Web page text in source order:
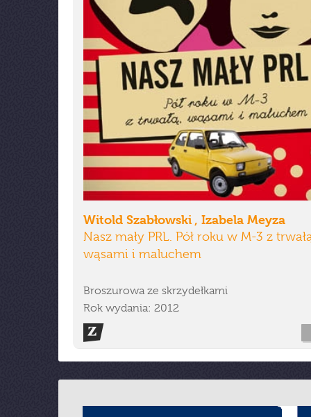
Witold Szabłowski , Izabela Meyza
Nasz mały PRL. Pół roku w M-3 z
wąsami i maluchem
Broszurowa ze skrzydełkami
Rok wydania: 2012